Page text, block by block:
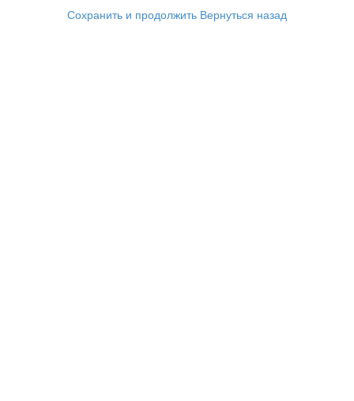
Сохранить и продолжить Вернуться назад